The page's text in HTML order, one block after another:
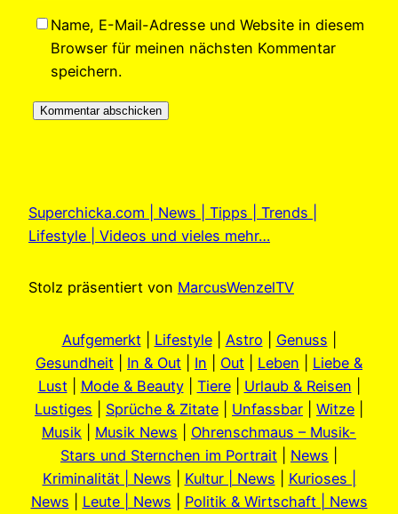
Name, E-Mail-Adresse und Website in diesem
Browser für meinen nächsten Kommentar
speichern.
Superchicka.com | News | Tipps | Trends |
Lifestyle | Videos und vieles mehr…
Stolz präsentiert von MarcusWenzelTV
Aufgemerkt| Lifestyle| Astro Genuss
Gesundheit
In & Out In Out Leben
Liebe &
Lust| Mode & Beauty| Tiere| Urlaub & Reisen
Lustiges
Sprüche & Zitate Unfassbar Witze
Musik
Musik News
Ohrenschmaus – Musik-
Stars und Sternchen im Portrait
News
Kriminalität | News
Kultur | News
Kurioses |
News
Leute | News
Politik & Wirtschaft | News